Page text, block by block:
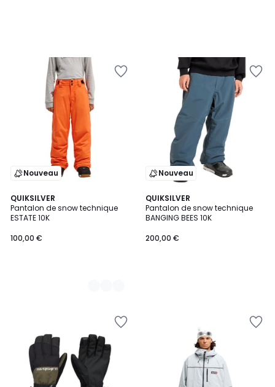
Nouveau
QUIKSILVER
Pantalon de snow technique
ESTATE 10K
100,00 €
5
Couleurs
Nouveau
QUIKSILVER
Pantalon de snow technique
BANGING BEES 10K
200,00 €